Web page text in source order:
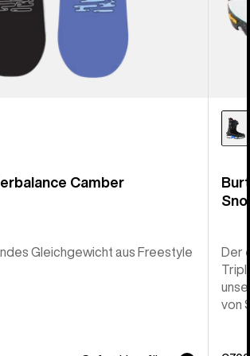
Camber
Gleichgewicht aus Freestyle
Der
von